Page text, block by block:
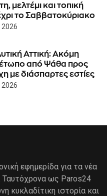
μελτέμι και τοπική
το Σαββατοκύριακο
Αττική: Ακόμη
από Ψάθα προς
με διάσπαρτες εστίες
εφημερίδα για τα νέα
ως Paros24
κυκλαδίτικη ιστορία και